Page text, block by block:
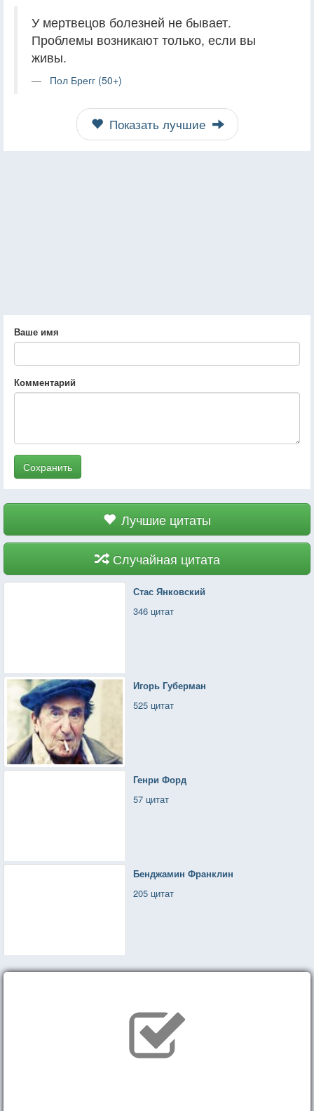
У мертвецов болезней не бывает.
Проблемы возникают только, если вы
живы.
Пол Брегг (50+)
Показать лучшие
Ваше имя
Комментарий
Сохранить
Лучшие цитаты
Случайная цитата
Стас Янковский
346 цитат
Игорь Губерман
525 цитат
Генри Форд
57 цитат
Бенджамин Франклин
205 цитат